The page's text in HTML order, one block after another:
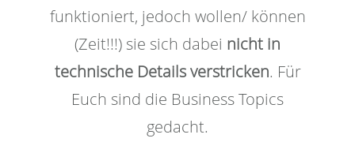
funktioniert, jedoch wollen/ können
(Zeit!!!) sie sich dabei nicht in
technische Details verstricken. Für
Euch sind die Business Topics
gedacht.